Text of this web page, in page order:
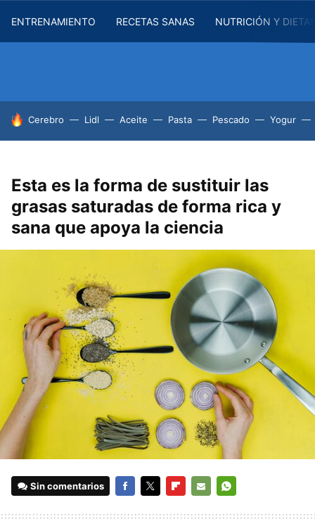
ENTRENAMIENTO RECETAS SANAS NUTRICIÓN Y
HOY SE HABLA DE
Cerebro Lidl Aceite Pasta Pescado Yogur
Esta es la forma de sustituir las
grasas saturadas de forma rica y
sana que apoya la ciencia
Sin comentarios